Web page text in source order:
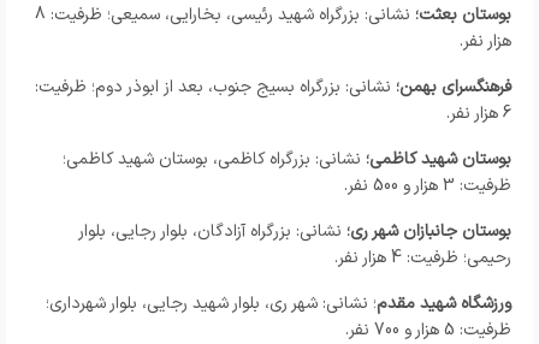
بوستان بعثت؛
نشانی: بزرگراه شهید رئیسی، بخارایی، سمیعی؛ ظرفیت: 8
هزار نفر.
فرهنگسرای بهمن؛ نشانی: بزرگراه بسیج جنوب، بعد از ابوذر دوم؛ ظرفیت:
6 هزار نفر.
بوستان شهید کاظمی؛ نشانی: بزرگراه کاظمی، بوستان شهید کاظمی؛
ظرفیت: 3 هزار و 500 نفر.
بوستان جانبازان شهر ری؛ نشانی: بزرگراه آزادگان، بلوار رجایی، بلوار
رحیمی؛ ظرفیت: 4 هزار نفر.
ورزشگاه شهید مقدم؛ نشانی: شهر ری، بلوار شهید رجایی، بلوار شهرداری؛
ظرفیت: 5 هزار و 700 نفر.